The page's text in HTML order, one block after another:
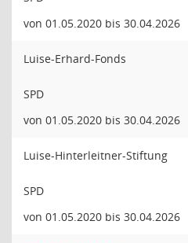
von 01.05.2020 bis 30.04.2026
Luise-Erhard-Fonds
SPD
von 01.05.2020 bis 30.04.2026
Luise-Hinterleitner-Stiftung
SPD
von 01.05.2020 bis 30.04.2026